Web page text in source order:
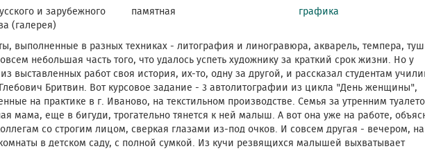
и зарубежного
(галерея)
памятная графика
выполненные в разных техниках - литография и линогравюра, акварель, темпера,
небольшая часть того, что удалось успеть художнику за краткий срок жизни. Но у
выставленных работ своя история, их-то, одну за другой, и рассказал студентам
Бритвин. Вот курсовое задание - 3 автолитографии из цикла "День женщины",
на практике в г. Иваново, на текстильном производстве. Семья за утренним
мама, еще в бигуди, трогательно тянется к ней малыш. А вот она уже на работе,
со строгим лицом, сверкая глазами из-под очков. И совсем другая - вечером, на
в детском саду, с полной сумкой. Из кучи резвящихся малышей выхватывает